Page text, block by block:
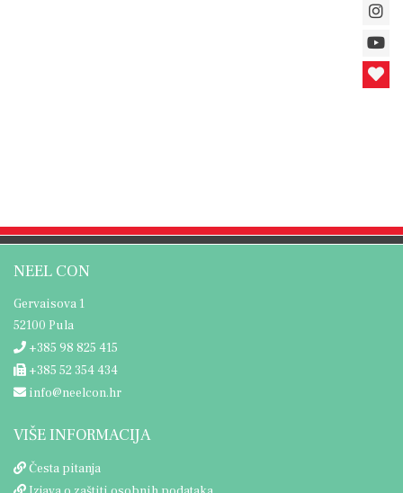
NEEL CON
Gervaisova 1
52100 Pula
+385 98 825 415
+385 52 354 434
info@neelcon.hr
VIŠE INFORMACIJA
Česta pitanja